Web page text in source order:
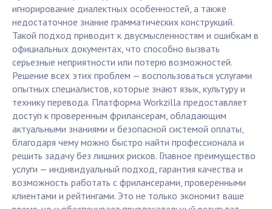
игнорирование диалектных особенностей, а также
недостаточное знание грамматических конструкций.
Такой подход приводит к двусмысленностям и ошибкам в
официальных документах, что способно вызвать
серьезные неприятности или потерю возможностей.
Решение всех этих проблем — воспользоваться услугами
опытных специалистов, которые знают язык, культуру и
технику перевода. Платформа Workzilla предоставляет
доступ к проверенным фрилансерам, обладающим
актуальными знаниями и безопасной системой оплаты,
благодаря чему можно быстро найти профессионала и
решить задачу без лишних рисков. Главное преимущество
услуги — индивидуальный подход, гарантия качества и
возможность работать с фрилансерами, проверенными
клиентами и рейтингами. Это не только экономит ваше